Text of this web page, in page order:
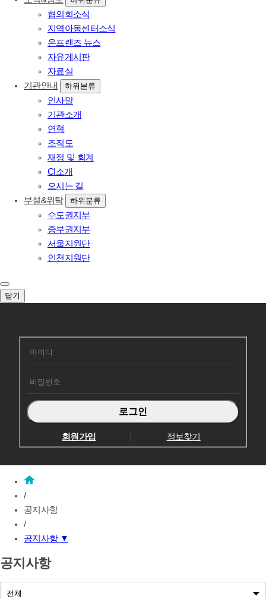
협의회소식
지역아동센터소식
온프렌즈 뉴스
자유게시판
자료실
기관안내
하위분류
인사말
기관소개
연혁
조직도
재정 및 회계
CI소개
오시는 길
부설&위탁
하위분류
수도권지부
중부권지부
서울지원단
인천지원단
닫기
회원가입 정보찾기
/
공지사항
/
공지사항 ▼
나눔사업공지
공지사항